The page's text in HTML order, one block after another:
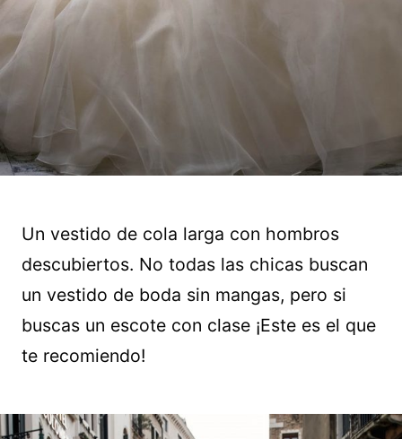
Un vestido de cola larga con hombros
descubiertos. No todas las chicas buscan
un vestido de boda sin mangas, pero si
buscas un escote con clase ¡Este es el que
te recomiendo!